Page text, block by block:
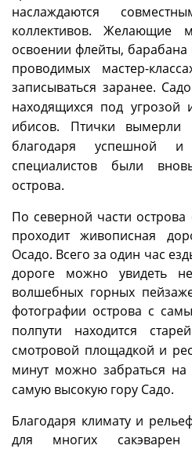
наслаждаются
коллективов. Желающие
освоении флейты, барабана
проводимых мастер-
записываться заранее.
находящихся под угрозой
ибисов. Птички
благодаря успешной и
специалистов были
острова.
По северной части
проходит живописная
Осадо. Всего за один час
дороге можно увидеть
волшебных горных
фотографии острова с
полпути находится
смотровой площадкой и
минут можно забраться
самую высокую гору Садо.
Благодаря климату и
для многих